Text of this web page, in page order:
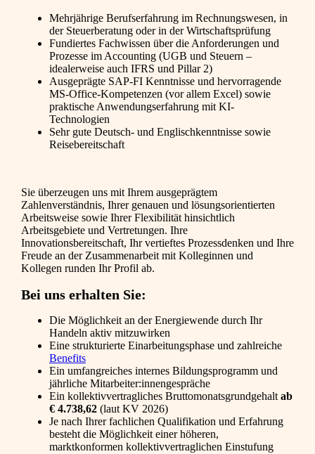
Mehrjährige Berufserfahrung im Rechnungswesen, in
der Steuerberatung oder in der Wirtschaftsprüfung
Fundiertes Fachwissen über die Anforderungen und
Prozesse im Accounting (UGB und Steuern –
idealerweise auch IFRS und Pillar 2)
Ausgeprägte SAP-FI Kenntnisse und hervorragende
MS-Office-Kompetenzen (vor allem Excel) sowie
praktische Anwendungserfahrung mit KI-
Technologien
Sehr gute Deutsch- und Englischkenntnisse sowie
Reisebereitschaft
Sie überzeugen uns mit Ihrem ausgeprägtem
Zahlenverständnis, Ihrer genauen und lösungsorientierten
Arbeitsweise sowie Ihrer Flexibilität hinsichtlich
Arbeitsgebiete und Vertretungen. Ihre
Innovationsbereitschaft, Ihr vertieftes Prozessdenken und Ihre
Freude an der Zusammenarbeit mit Kolleginnen und
Kollegen runden Ihr Profil ab.
Bei uns erhalten Sie:
Die Möglichkeit an der Energiewende durch Ihr
Handeln aktiv mitzuwirken
Eine strukturierte Einarbeitungsphase und zahlreiche
Benefits
Ein umfangreiches internes Bildungsprogramm und
jährliche Mitarbeiter:innengespräche
Ein kollektivvertragliches Bruttomonatsgrundgehalt ab
€ 4.738,62 (laut KV 2026)
Je nach Ihrer fachlichen Qualifikation und Erfahrung
besteht die Möglichkeit einer höheren,
marktkonformen kollektivvertraglichen Einstufung